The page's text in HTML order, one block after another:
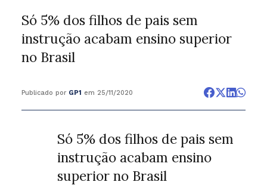
Só 5% dos filhos de pais sem
instrução acabam ensino superior
no Brasil
Publicado por GP1 em 25/11/2020
Só 5% dos filhos de pais sem
instrução acabam ensino
superior no Brasil